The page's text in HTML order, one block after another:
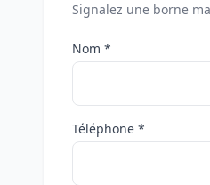
Signalez une borne
Nom *
Téléphone *